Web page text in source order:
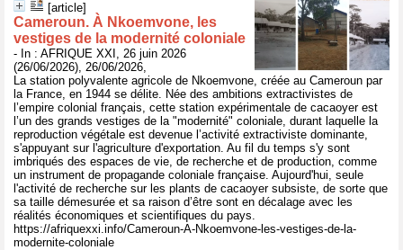
[article]
Cameroun. À Nkoemvone, les
vestiges de la modernité coloniale
- In : AFRIQUE XXI, 26 juin 2026
(26/06/2026), 26/06/2026,
La station polyvalente agricole de Nkoemvone, créée au Cameroun par
la France, en 1944 se délite. Née des ambitions extractivistes de
l’empire colonial français, cette station expérimentale de cacaoyer est
l’un des grands vestiges de la "modernité" coloniale, durant laquelle la
reproduction végétale est devenue l’activité extractiviste dominante,
s'appuyant sur l'agriculture d'exportation. Au fil du temps s'y sont
imbriqués des espaces de vie, de recherche et de production, comme
un instrument de propagande coloniale française. Aujourd'hui, seule
l'activité de recherche sur les plants de cacaoyer subsiste, de sorte que
sa taille démesurée et sa raison d’être sont en décalage avec les
réalités économiques et scientifiques du pays.
https://afriquexxi.info/Cameroun-A-Nkoemvone-les-vestiges-de-la-
modernite-coloniale